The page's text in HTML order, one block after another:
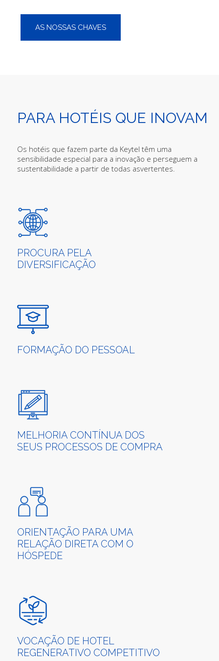
AS NOSSAS CHAVES
PARA HOTÉIS QUE INOVAM
Os hotéis que fazem parte da Keytel têm uma
sensibilidade especial para a inovação e perseguem a
sustentabilidade a partir de todas asvertentes.
PROCURA PELA
DIVERSIFICAÇÃO
FORMAÇÃO DO PESSOAL
MELHORIA CONTÍNUA DOS
SEUS PROCESSOS DE COMPRA
ORIENTAÇÃO PARA UMA
RELAÇÃO DIRETA COM O
HÓSPEDE
VOCAÇÃO DE HOTEL
REGENERATIVO COMPETITIVO